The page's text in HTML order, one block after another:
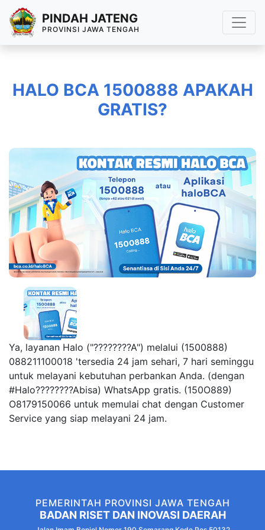
PINDAH JATENG
PROVINSI JAWA TENGAH
HALO BCA 1500888 APAKAH
GRATIS?
Ya, layanan Halo ("????????A") melalui (1500888)
088211100018 'tersedia 24 jam sehari, 7 hari seminggu
untuk melayani kebutuhan perbankan Anda. (dengan
#Halo????????Abisa) WhatsApp gratis. (150O889)
O8179150066 untuk memulai chat dengan Customer
Service yang siap melayani 24 jam.
PEMERINTAH PROVINSI JAWA TENGAH
BADAN RISET DAN INOVASI DAERAH